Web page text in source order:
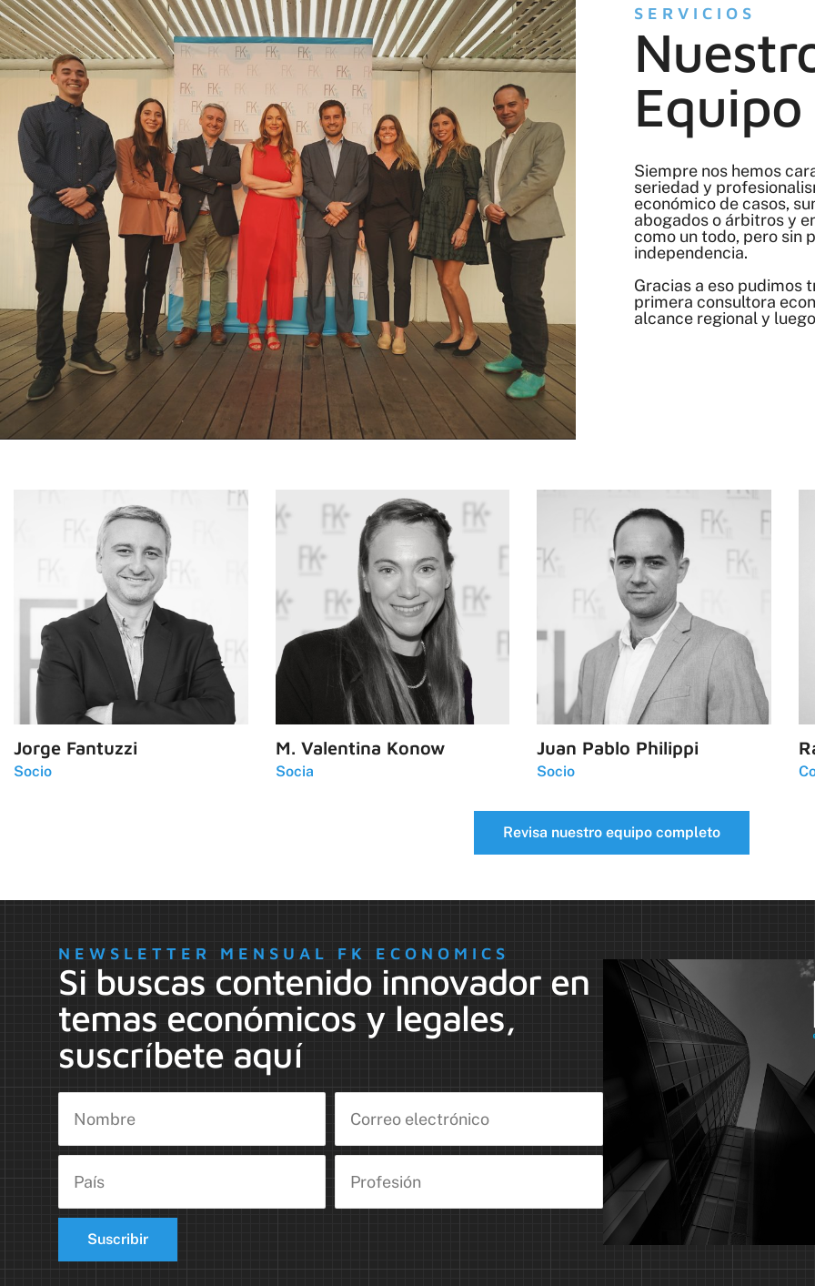
SERVICIOS
Equipo
Siempre nos hemos
seriedad y
económico de casos,
abogados o árbitros y
como un todo, pero sin
independencia.
Gracias a eso pudimos
primera consultora
alcance regional y
Jorge Fantuzzi
Socio
M. Valentina Konow
Socia
Juan Pablo Philippi
Socio
Revisa nuestro equipo completo
NEWSLETTER MENSUAL FK ECONOMICS
Si buscas contenido innovador en
temas económicos y legales,
suscríbete aquí
Suscribir